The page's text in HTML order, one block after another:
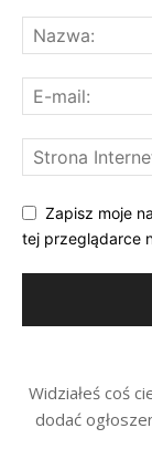
Zapisz moje
tej przeglądarce
Widziałeś coś
dodać